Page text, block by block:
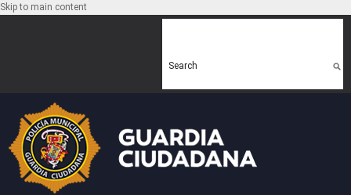
Skip to main content
Search